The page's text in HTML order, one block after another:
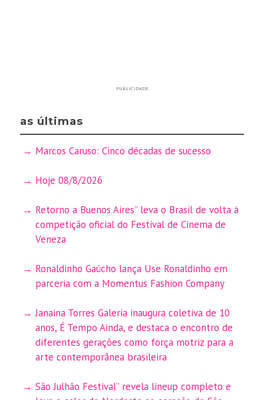
PUBLICIDADE
as últimas
Marcos Caruso: Cinco décadas de sucesso
Hoje 08/8/2026
Retorno a Buenos Aires” leva o Brasil de volta à
competição oficial do Festival de Cinema de
Veneza
Ronaldinho Gaúcho lança Use Ronaldinho em
parceria com a Momentus Fashion Company
Janaina Torres Galeria inaugura coletiva de 10
anos, É Tempo Ainda, e destaca o encontro de
diferentes gerações como força motriz para a
arte contemporânea brasileira
São Julhão Festival” revela lineup completo e